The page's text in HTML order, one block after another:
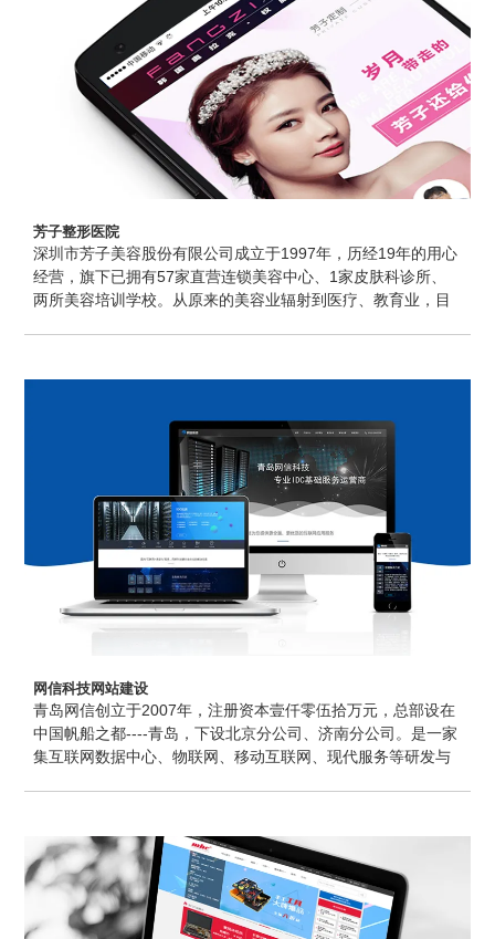
芳子整形医院
深圳市芳子美容股份有限公司成立于1997年，历经19年的用心
经营，旗下已拥有57家直营连锁美容中心、1家皮肤科诊所、
两所美容培训学校。从原来的美容业辐射到医疗、教育业，目
网信科技网站建设
青岛网信创立于2007年，注册资本壹仟零伍拾万元，总部设在
中国帆船之都----青岛，下设北京分公司、济南分公司。是一家
集互联网数据中心、物联网、移动互联网、现代服务等研发与